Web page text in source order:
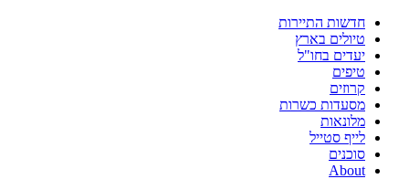
חדשות התיירות
טיולים בארץ
יעדים בחו"ל
טיפים
קרוזים
מסעדות כשרות
מלונאות
לייף סטייל
סוכנים
About